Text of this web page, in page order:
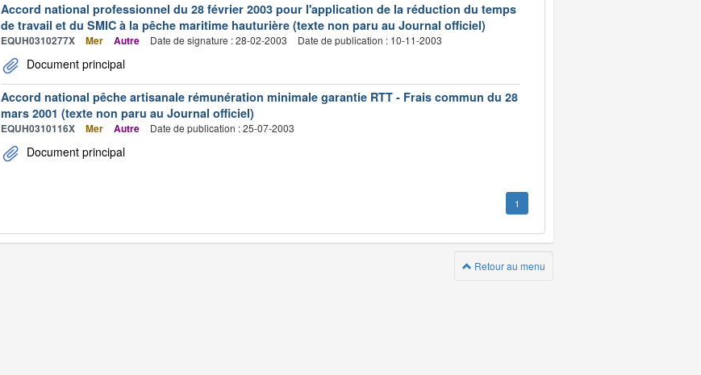
Accord national professionnel du 28 février 2003 pour l'application de la réduction du temps
de travail et du SMIC à la pêche maritime hauturière (texte non paru au Journal officiel)
EQUH0310277X Mer Autre Date de signature : 28-02-2003 Date de publication : 10-11-2003
Document principal
Accord national pêche artisanale rémunération minimale garantie RTT - Frais commun du 28
mars 2001 (texte non paru au Journal officiel)
EQUH0310116X Mer Autre Date de publication : 25-07-2003
Document principal
1
Retour au menu